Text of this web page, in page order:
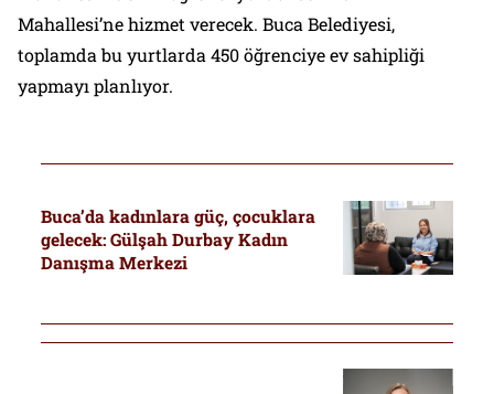
Mahallesi’ne hizmet verecek. Buca Belediyesi,
toplamda bu yurtlarda 450 öğrenciye ev sahipliği
yapmayı planlıyor.
Buca’da kadınlara güç, çocuklara
gelecek: Gülşah Durbay Kadın
Danışma Merkezi